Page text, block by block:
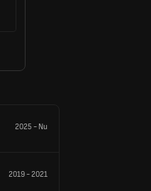
2025 - Nu
2019-2021